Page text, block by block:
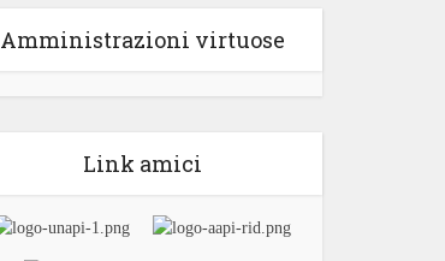
Amministrazioni virtuose
Link amici